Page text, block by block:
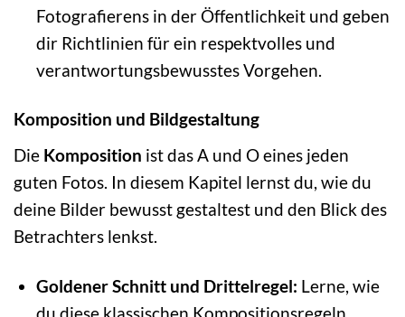
Fotografierens in der Öffentlichkeit und geben
dir Richtlinien für ein respektvolles und
verantwortungsbewusstes Vorgehen.
Komposition und Bildgestaltung
Die Komposition ist das A und O eines jeden
guten Fotos. In diesem Kapitel lernst du, wie du
deine Bilder bewusst gestaltest und den Blick des
Betrachters lenkst.
Goldener Schnitt und Drittelregel: Lerne, wie